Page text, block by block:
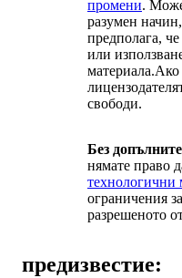
промени.
разумен
предполага,
или
материала.Ако
свободи.
Без
нямате право
технологични
ограничения
разрешеното
предизвестие: